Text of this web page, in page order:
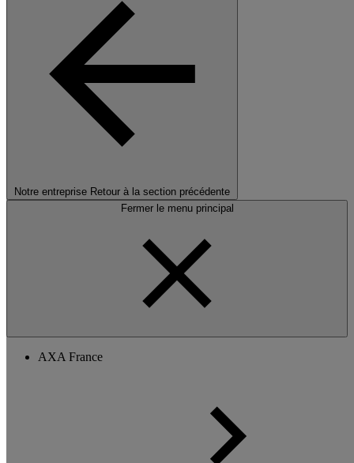
Notre entreprise Retour à la section précédente
Fermer le menu principal
AXA France